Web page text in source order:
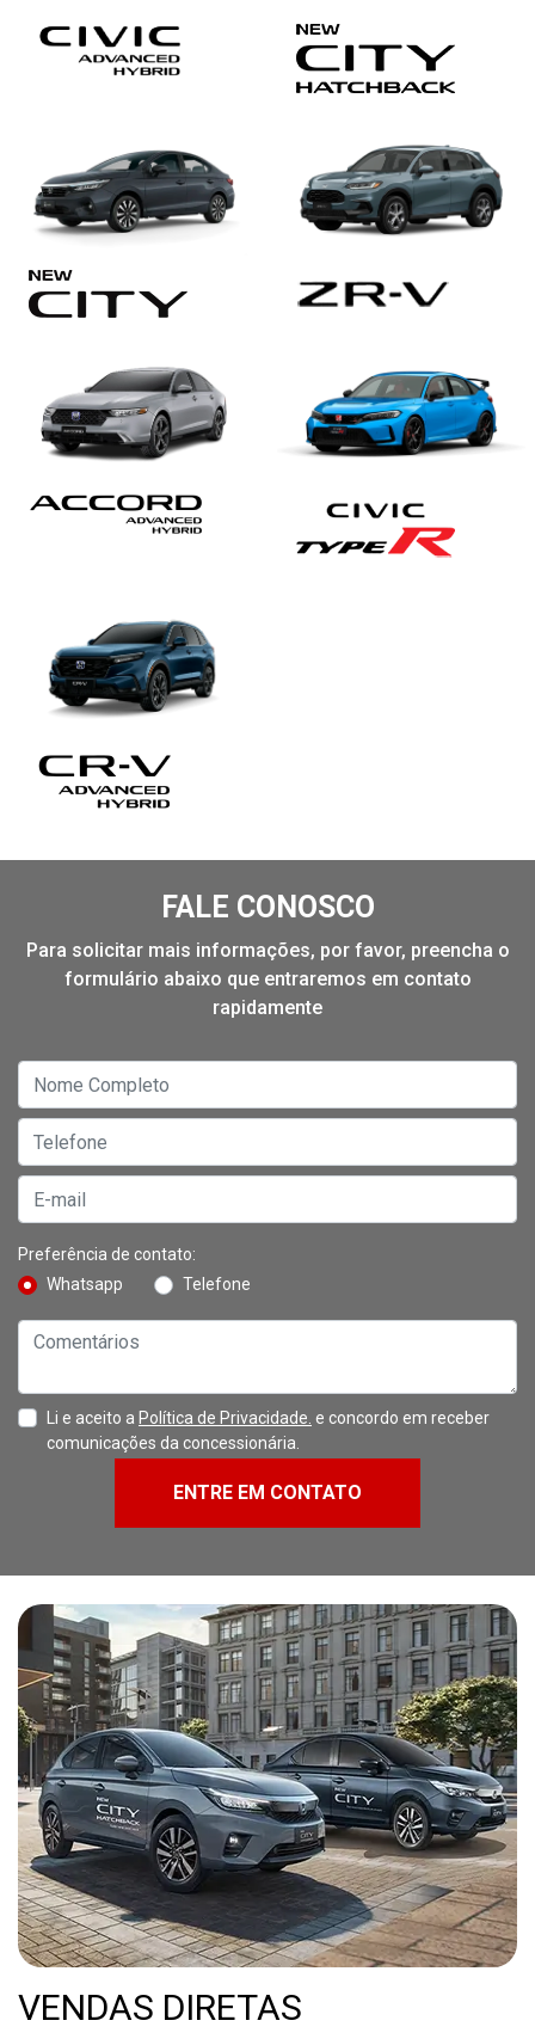
FALE CONOSCO
Para solicitar mais informações, por favor, preencha o
formulário abaixo que entraremos em contato
rapidamente
Preferência de contato:
Whatsapp
Telefone
Li e aceito a Política de Privacidade. e concordo em receber
comunicações da concessionária.
ENTRE EM CONTATO
VENDAS DIRETAS